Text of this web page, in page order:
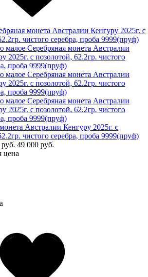
Австралии Кенгуру 2025г. с
чистого серебра, проба 9999(пруф)
49 000 руб.
цена